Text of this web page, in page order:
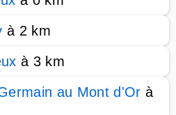
à 2 km
à 3 km
au Mont d'Or à